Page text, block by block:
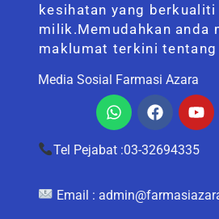
kesihatan yang berkualiti
milik.Memudahkan anda
maklumat terkini
Media Sosial Farmasi Azara
Whatsapp
Tel Pejabat :03-32694335
Email :